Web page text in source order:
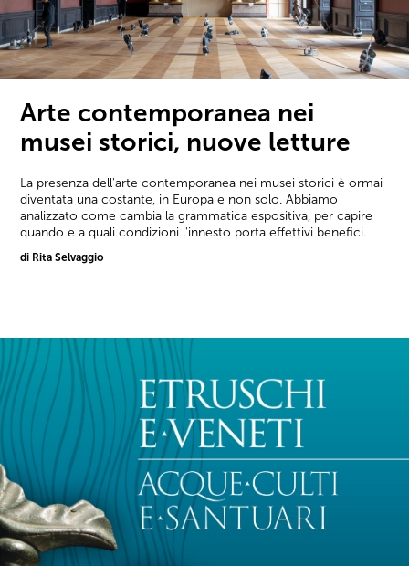
Arte contemporanea nei
musei storici, nuove letture
La presenza dell'arte contemporanea nei musei storici è ormai
diventata una costante, in Europa e non solo. Abbiamo
analizzato come cambia la grammatica espositiva, per capire
quando e a quali condizioni l'innesto porta effettivi benefici.
di Rita Selvaggio